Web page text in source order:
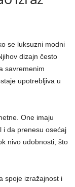
se luksuzni modni
dizajn često
savremenim
upotrebljiva u
One imaju
i da prenesu osećaj
nivo udobnosti, što
spoje izražajnost i